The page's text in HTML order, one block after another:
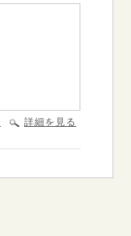
詳細を見る